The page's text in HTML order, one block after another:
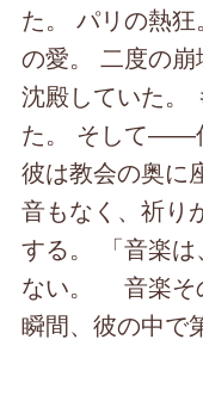
た。 パリの熱
の愛。 二度の
沈殿していた。
た。 そして――
彼は教会の奥に
音もなく、祈り
する。 「音楽
ない。 音楽そ
瞬間、彼の中で